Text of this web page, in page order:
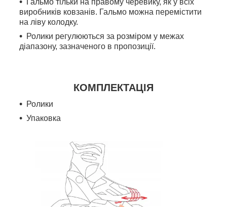
Гальмо тільки на правому черевику, як у всіх
виробників ковзанів. Гальмо можна перемістити
на ліву колодку.
Ролики регулюються за розміром у межах
діапазону, зазначеного в пропозиції.
КОМПЛЕКТАЦІЯ
Ролики
Упаковка